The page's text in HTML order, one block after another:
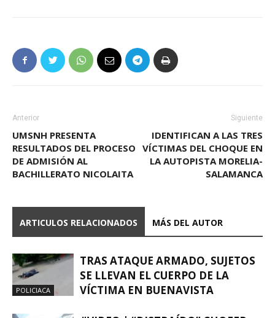
Anterior
UMSNH PRESENTA
RESULTADOS DEL PROCESO
DE ADMISIÓN AL
BACHILLERATO NICOLAITA
Siguiente
IDENTIFICAN A LAS TRES
VÍCTIMAS DEL CHOQUE EN
LA AUTOPISTA MORELIA-
SALAMANCA
ARTICULOS RELACIONADOS MÁS DEL AUTOR
POLICIACA
TRAS ATAQUE ARMADO, SUJETOS
SE LLEVAN EL CUERPO DE LA
VÍCTIMA EN BUENAVISTA